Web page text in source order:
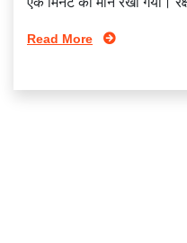
Read More